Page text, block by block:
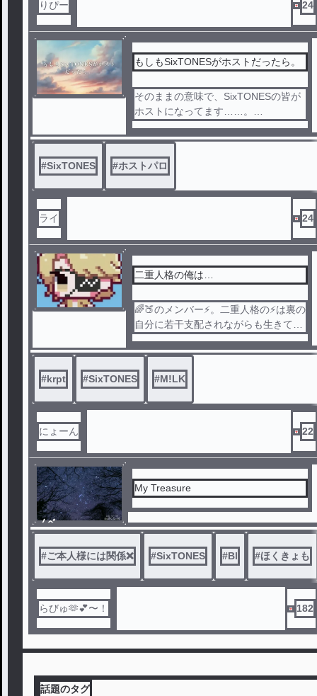
りぴー 24
もしもSixTONESがホストだったら。
そのままの意味で、SixTONESの皆が
ホストになってます……。
コメントで指名できるよ。!!
#SixTONES #ホストパロ
ライ 24
二重人格の俺は…
🌈🍑のメンバー⚡️。二重人格の⚡️は裏の
自分に若干支配されながらも生きてい
る。それに様々な任務がのしかかる。
#krpt #SixTONES #M!LK
にょーん 22
ノベ
ル
My Treasure
#ご本人様には関係❌ #SixTONES #Bl #ほくきょも
らびゅ🫶💕〜！ 182
話題のタグ